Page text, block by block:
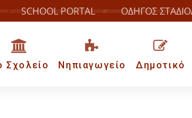
SCHOOL PORTAL ΟΔΗΓΟΣ
Σχολείο Νηπιαγωγείο Δημοτικό